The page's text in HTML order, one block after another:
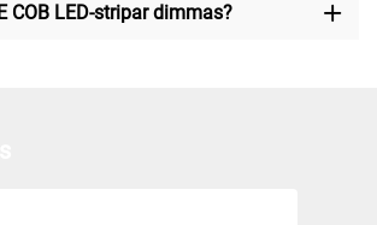
COB LED-stripar dimmas?